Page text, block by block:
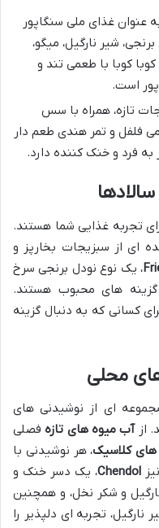
عنوان غذای ملی سنگاپور
شیر نارگیل، میگو،
کوبا با طعمی تند و
است.
تازه، همراه با سس
فلفل و تمر هندی طعم دار
فرد و خنک کننده دارد.
تجربه غذایی شما هستند.
ای از سبزیجات بخارپز و
، یک نوع نودل برنجی سرخ
های محبوب هستند.
کسانی که به دنبال گزینه
محلی
ای از نوشیدنی های
ازآب میوه های تازهفصلی
های کلاسیک، هر نوشیدنی با
Chendol، یک دسر خنک و
و شکر نخل، و همچنین
نارگیل، تجربه ای دلپذیر را